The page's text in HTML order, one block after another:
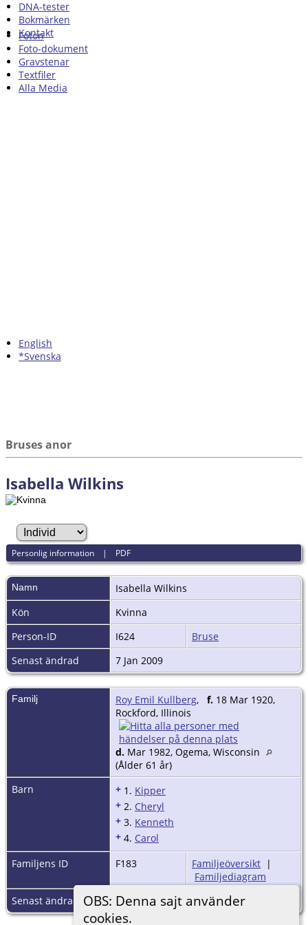
Foton
Foto-dokument
Gravstenar
Textfiler
Alla Media
DNA-tester
Bokmärken
Kontakt
English
*Svenska
Bruses anor
OBS: Denna sajt använder
cookies.
Isabella Wilkins
Personlig information | PDF
Namn Isabella Wilkins
Kön
Kvinna
Person-ID
I624
Bruse
Senast ändrad
7 Jan 2009
Familj Roy Emil Kullberg, f. 18 Mar 1920,
Rockford, Illinois
d. Mar 1982, Ogema, Wisconsin
(Ålder 61 år)
Barn
+ 1. Kipper
+ 2. Cheryl
+ 3. Kenneth
+ 4. Carol
Familjens ID
F183 Familjeöversikt |
Familjediagram
Senast ändrad
7 Jan 2009